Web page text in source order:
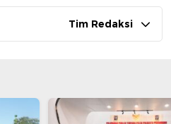
Tim Redaksi